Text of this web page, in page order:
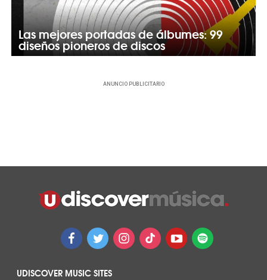
Las mejores portadas de álbumes: 99
diseños pioneros de discos
ANUNCIO PUBLICITARIO
UDISCOVER MUSIC SITES